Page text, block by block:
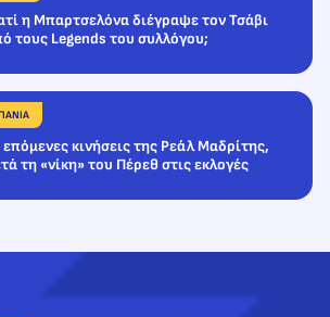
η Μπαρτσελόνα διέγραψε τον Τσάβι
τους Legends του συλλόγου;
επόμενες κινήσεις της Ρεάλ Μαδρίτης,
τη «νίκη» του Πέρεθ στις εκλογές